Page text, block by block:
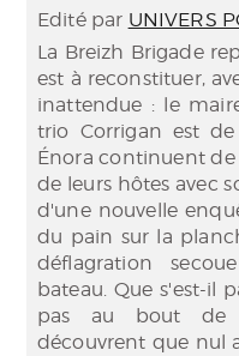
Edité par UNIVERS
La Breizh Brigade
est à reconstituer,
inattendue : le
trio Corrigan est
Énora continuent
de leurs hôtes avec
d'une nouvelle
du pain sur la
déflagration
bateau. Que s'est-il
pas au bout de
découvrent que nul